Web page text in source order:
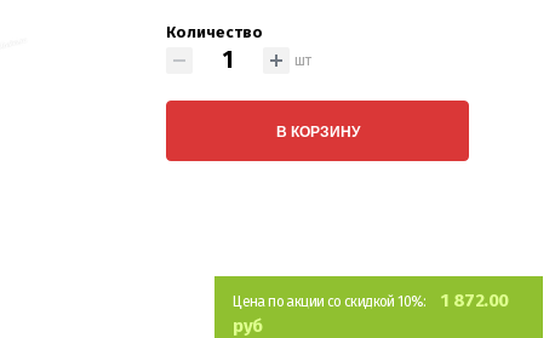
Количество
шт
В КОРЗИНУ
Цена по акции со скидкой 10%:
1 872.00
руб